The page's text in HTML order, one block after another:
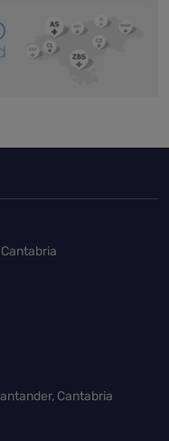
Cantabria